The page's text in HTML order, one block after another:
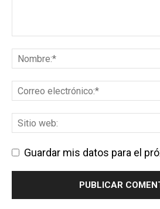
Guardar mis datos para el